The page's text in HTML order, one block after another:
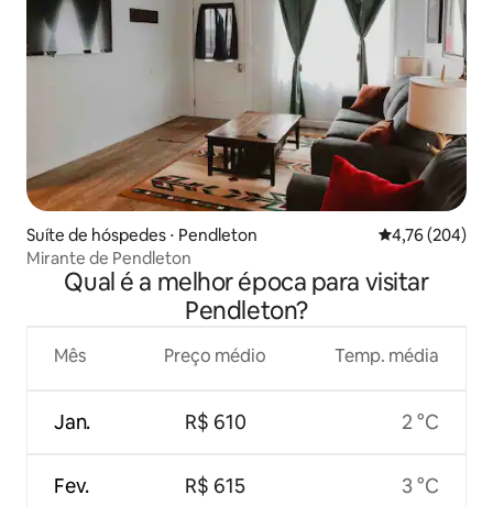
Suíte de hóspedes ⋅ Pendleton 4,76 de uma
4,76 (204)
Mirante de Pendleton
Qual é a melhor época para visitar
Pendleton?
Mês
Jan.
Fev.
Preço médio
R$ 610
R$ 615
Temp. média
2 °C
3 °C